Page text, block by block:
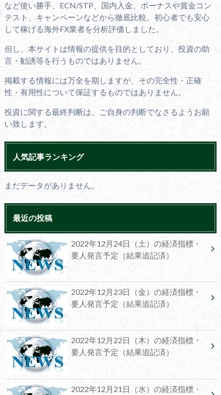
など使い勝手、ECN/STP、国内入金、ボーナスや賞金コン
テスト、キャンペーンなどから徹底比較。初心者でも安心
して稼げる海外FX業者を分析評価しました。
但し、本サイトは情報の提供を目的としており、投資の助
言・勧誘等を行うものではありません。
掲載する情報には万全を期しますが、その完全性・正確
性・有用性について保証するものではありません。
投資に関する最終判断は、ご自身の判断でなさるようお願
い致します。
人気記事ランキング
まだデータがありません。
最近の投稿
2022年12月24日（土）の経済指標・
要人発言予定（結果追記済）
2022年12月23日（金）の経済指標・
要人発言予定（結果追記済）
2022年12月22日（木）の経済指標・
要人発言予定（結果追記済）
2022年12月21日（水）の経済指標・